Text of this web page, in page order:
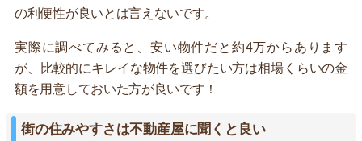
の利便性が良いとは言えないです。
実際に調べてみると、安い物件だと約4万からあります
が、比較的にキレイな物件を選びたい方は相場くらいの金
額を用意しておいた方が良いです！
街の住みやすさは不動産屋に聞くと良い